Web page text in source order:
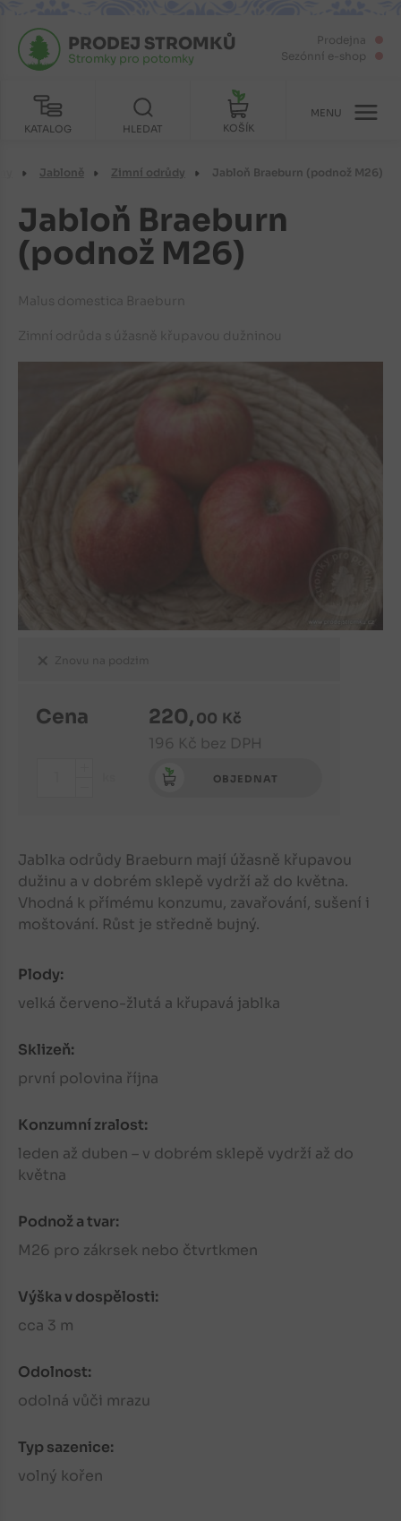
Prodejna
Sezónní e-shop
KATALOG
PRODEJ STROMKŮ
Stromky pro potomky
HLEDAT KOŠÍK
MENU
Jabloně Zimní odrůdy Jabloň Braeburn (podnož M26)
Jabloň Braeburn
(podnož M26)
Malus domestica Braeburn
Zimní odrůda s úžasně křupavou dužninou
Znovu na podzim
Cena 220,00 Kč
196 Kč bez DPH
OBJEDNAT
Jablka odrůdy Braeburn mají úžasně křupavou
dužinu a v dobrém sklepě vydrží až do května.
Vhodná k přímému konzumu, zavařování, sušení i
moštování. Růst je středně bujný.
Plody:
velká červeno-žlutá a křupavá jablka
Sklizeň:
první polovina října
Konzumní zralost:
leden až duben – v dobrém sklepě vydrží až do
května
Podnož a tvar:
M26 pro zákrsek nebo čtvrtkmen
Výška v dospělosti:
cca 3 m
Odolnost:
odolná vůči mrazu
Typ sazenice:
volný kořen